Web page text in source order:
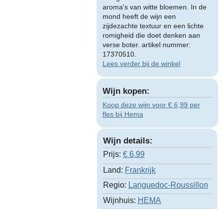
aroma's van witte bloemen. In de
mond heeft de wijn een
zijdezachte textuur en een lichte
romigheid die doet denken aan
verse boter. artikel nummer:
17370510.
Lees verder bij de winkel
Wijn kopen:
Koop deze wijn voor € 6,99 per
fles bij Hema
Wijn details:
Prijs: € 6,99
Land: Frankrijk
Regio: Languedoc-Roussillon
Wijnhuis: HEMA